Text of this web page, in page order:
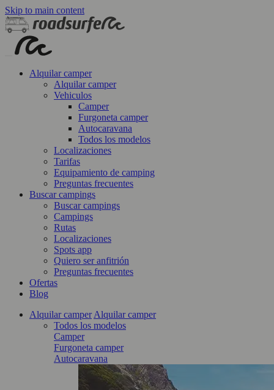
Skip to main content
Alquilar camper
Alquilar camper
Vehiculos
Camper
Furgoneta camper
Autocaravana
Todos los modelos
Localizaciones
Tarifas
Equipamiento de camping
Preguntas frecuentes
Buscar campings
Buscar campings
Campings
Rutas
Localizaciones
Spots app
Quiero ser anfitrión
Preguntas frecuentes
Ofertas
Blog
Alquilar camper Alquilar camper
Todos los modelos
Camper
Furgoneta camper
Autocaravana